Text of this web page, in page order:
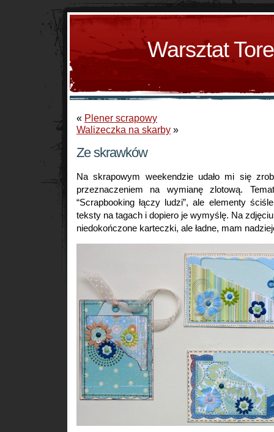
Warsztat
« Plener scrapowy
Walizeczka na skarby »
Ze skrawków
Na skrapowym weekendzie udało mi się
przeznaczeniem na wymianę zlotową.
“Scrapbooking łączy ludzi”, ale elementy
teksty na tagach i dopiero je wymyślę. Na
niedokończone karteczki, ale ładne, mam